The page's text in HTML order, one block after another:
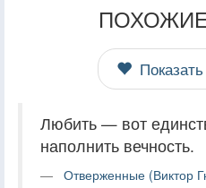
Любить — вот
наполнить вечность.
Отверженные (Виктор